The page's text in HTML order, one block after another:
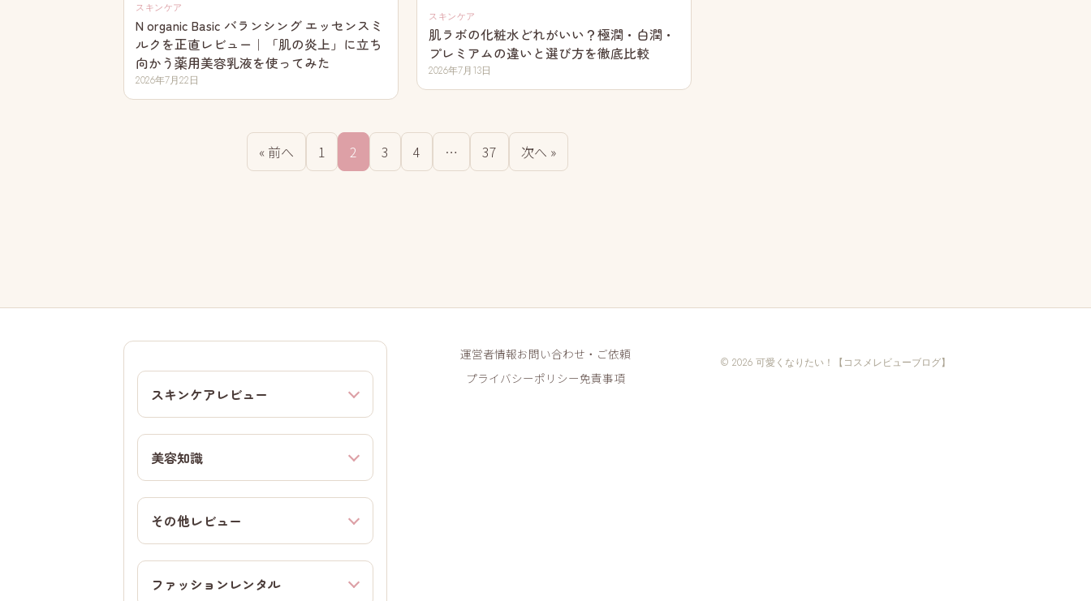
スキンケア
N organic Basic バランシング エッセンスミ
ルクを正直レビュー｜「肌の炎上」に立ち
向かう薬用美容乳液を使ってみた
2026年7月22日
スキンケア
肌ラボの化粧水どれがいい？極潤・白潤・
プレミアムの違いと選び方を徹底比較
2026年7月13日
« 前へ 1 2 3 4 … 37 次へ »
スキンケアレビュー
美容知識
その他レビュー
ファッションレンタル
運営者情報お問い合わせ・ご依頼
プライバシーポリシー免責事項
© 2026 可愛くなりたい！【コスメレビューブログ】